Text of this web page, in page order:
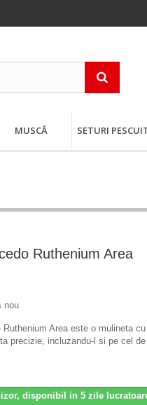
MUSCĂ SETURI
Ruthenium Area
nou
Ruthenium Area este o mulineta
precizie, incluzandu-l si pe cel
disponibil in 5 zile